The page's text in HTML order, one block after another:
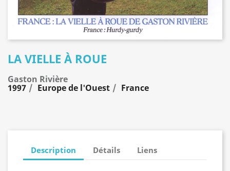
LA VIELLE À ROUE
Gaston Rivière
1997 Europe de l'Ouest France
Description Détails Liens